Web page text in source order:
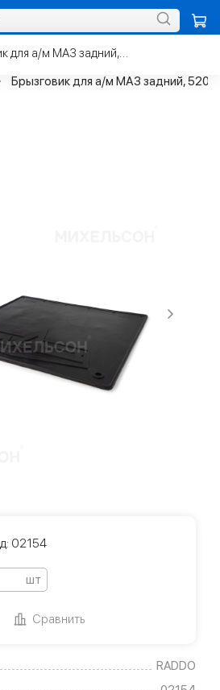
Брызговик для а/м МАЗ задний,
Брызговик для а/м МАЗ задний, 520х540
RADDO
02154
шт
Сравнить